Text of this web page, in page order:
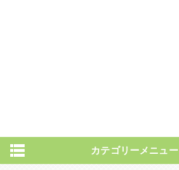
カテゴリーメニュー